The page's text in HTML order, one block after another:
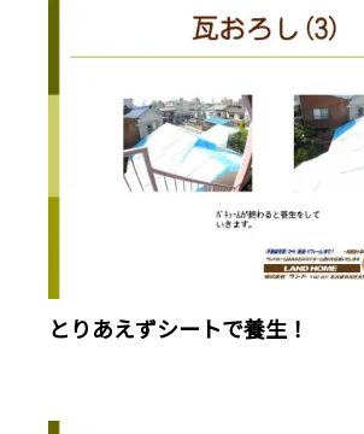
とりあえずシートで養生！